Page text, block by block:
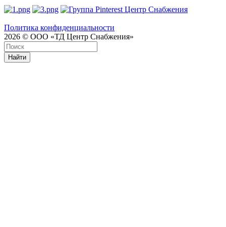
Политика конфиденциальности
2026 © ООО «ТД Центр Снабжения»
Найти